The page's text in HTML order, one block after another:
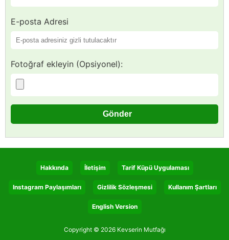
E-posta Adresi
Fotoğraf ekleyin (Opsiyonel):
Hakkında İletişim Tarif Küpü Uygulaması
Instagram Paylaşımları Gizlilik Sözleşmesi Kullanım Şartları
English Version
Copyright © 2026 Kevserin Mutfağı